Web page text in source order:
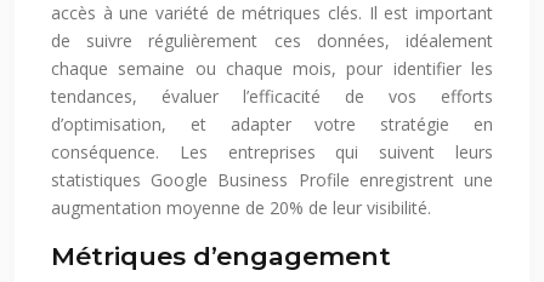
accès à une variété de métriques clés. Il est important
de suivre régulièrement ces données, idéalement
chaque semaine ou chaque mois, pour identifier les
tendances, évaluer l’efficacité de vos efforts
d’optimisation, et adapter votre stratégie en
conséquence. Les entreprises qui suivent leurs
statistiques Google Business Profile enregistrent une
augmentation moyenne de 20% de leur visibilité.
Métriques d’engagement